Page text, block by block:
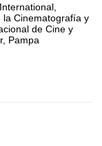
la Cinematografía y
de Cine y
Pampa